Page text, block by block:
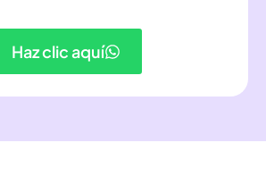
Haz clic aquí